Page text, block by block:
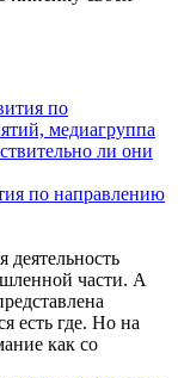
по направлению
части. А
есть где. Но на
как со